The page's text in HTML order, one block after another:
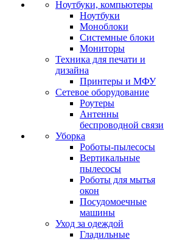
Ноутбуки, компьютеры
Ноутбуки
Моноблоки
Системные блоки
Мониторы
Техника для печати и
дизайна
Принтеры и МФУ
Сетевое оборудование
Роутеры
Антенны
беспроводной связи
Уборка
Роботы-пылесосы
Вертикальные
пылесосы
Роботы для мытья
окон
Посудомоечные
машины
Уход за одеждой
Гладильные